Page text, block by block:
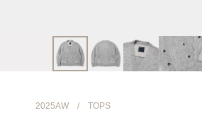
2025AW / TOPS